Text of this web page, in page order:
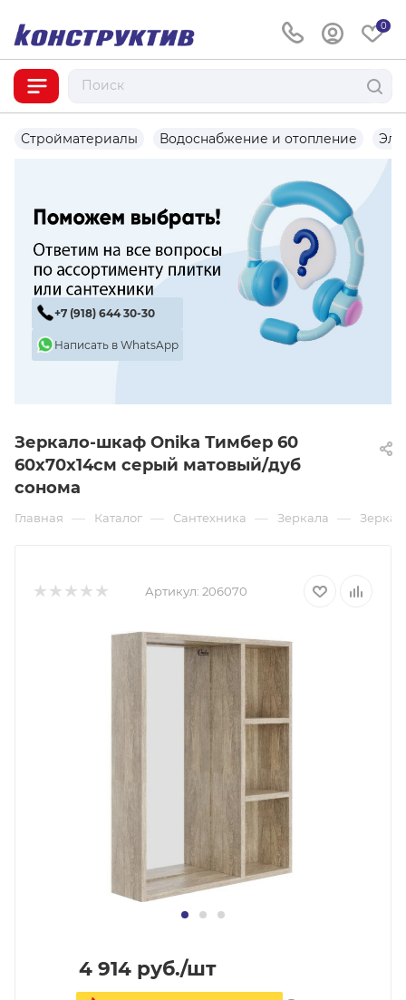
0
Стройматериалы Водоснабжение и отопление
+7 (918) 644 30-30
Написать в WhatsApp
Зеркало-шкаф Onika Тимбер 60
60х70х14см серый матовый/дуб
сонома
Главная — Каталог — Сантехника — Зеркала —
Артикул: 206070
4 914 руб./шт